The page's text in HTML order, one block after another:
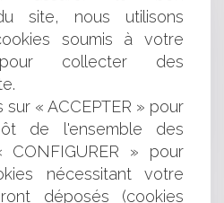
un consommateur
légaux pour le commerce
prochainement attribués à la
la fraude en ligne
: les poursuites des
main d'oeuvre : quelles sont
formalisme de protection
site, nous utilisons
soumis à votre
pour collecter des
« ACCEPTER » pour
de l'ensemble des
» pour
nécessitant votre
déposés (cookies